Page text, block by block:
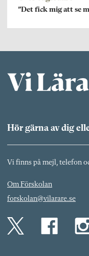
”Det fick mig att se
Hör gärna av dig
Vi finns på mejl, telefon
Om Förskolan
forskolan@vilarare.se